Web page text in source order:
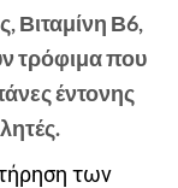
Βιταμίνη Β6,
τρόφιμα που
έντονης
των